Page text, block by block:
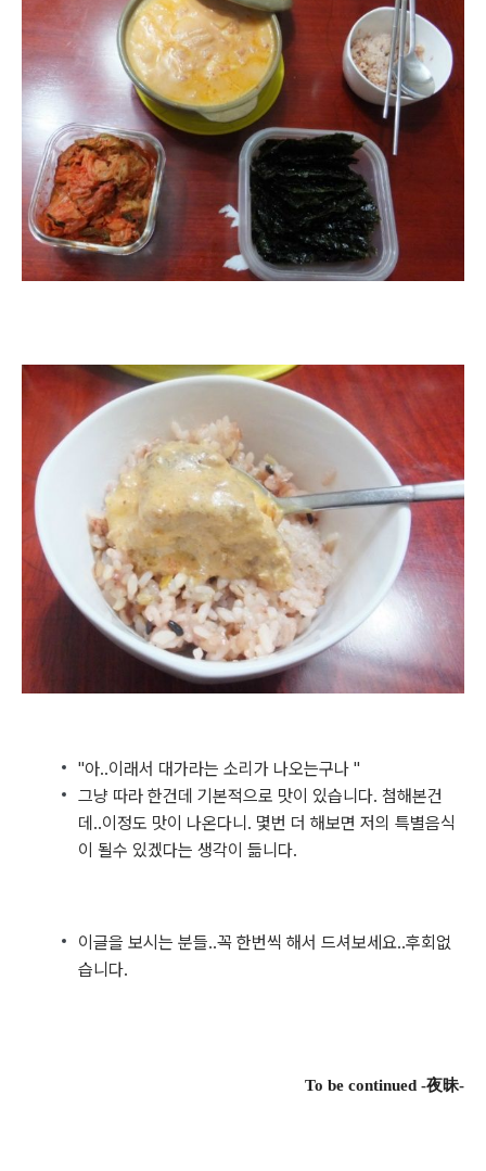
"아..이래서 대가라는 소리가 나오는구나 "
그냥 따라 한건데 기본적으로 맛이 있습니다. 첨해본건
데..이정도 맛이 나온다니. 몇번 더 해보면 저의 특별음식
이 될수 있겠다는 생각이 듦니다.
이글을 보시는 분들..꼭 한번씩 해서 드셔보세요..후회없
습니다.
To be continued -夜昧-